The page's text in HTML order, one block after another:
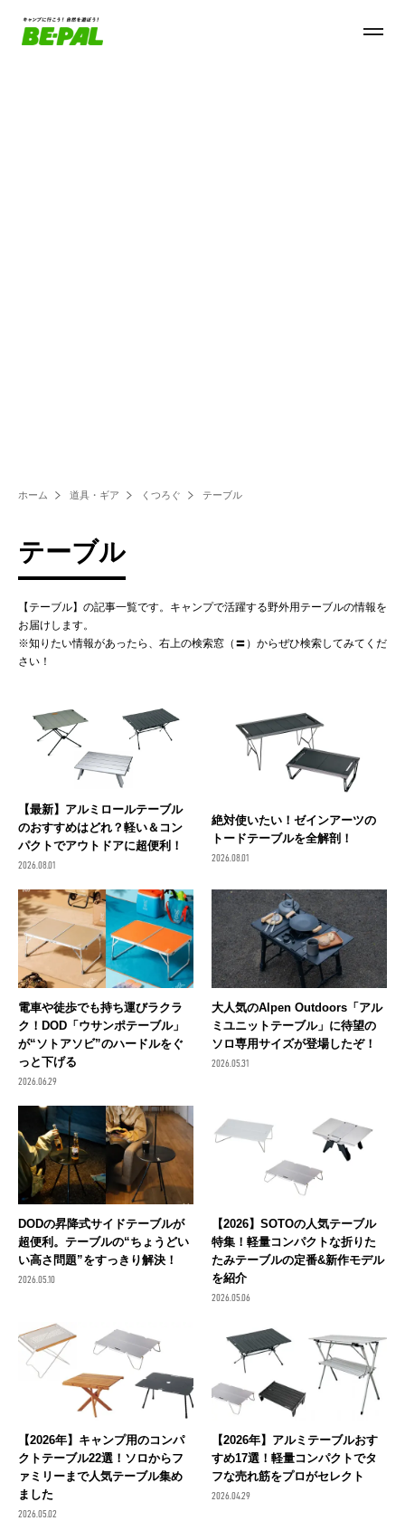
ホーム 道具・ギア くつろぐ テーブル
テーブル
【テーブル】の記事一覧です。キャンプで活躍する野外用テーブルの情報を
お届けします。
※知りたい情報があったら、右上の検索窓（〓）からぜひ検索してみてくだ
さい！
【最新】アルミロールテーブル
のおすすめはどれ？軽い＆コン
パクトでアウトドアに超便利！
2026.08.01
絶対使いたい！ゼインアーツの
トードテーブルを全解剖！
2026.08.01
電車や徒歩でも持ち運びラクラ
ク！DOD「ウサンポテーブル」
が“ソトアソビ”のハードルをぐ
っと下げる
2026.06.29
大人気のAlpen Outdoors「アル
ミユニットテーブル」に待望の
ソロ専用サイズが登場したぞ！
2026.05.31
DODの昇降式サイドテーブルが
超便利。テーブルの“ちょうどい
い高さ問題”をすっきり解決！
2026.05.10
【2026】SOTOの人気テーブル
特集！軽量コンパクトな折りた
たみテーブルの定番&新作モデル
を紹介
2026.05.06
【2026年】キャンプ用のコンパ
クトテーブル22選！ソロからフ
ァミリーまで人気テーブル集め
ました
2026.05.02
【2026年】アルミテーブルおす
すめ17選！軽量コンパクトでタ
フな売れ筋をプロがセレクト
2026.04.29